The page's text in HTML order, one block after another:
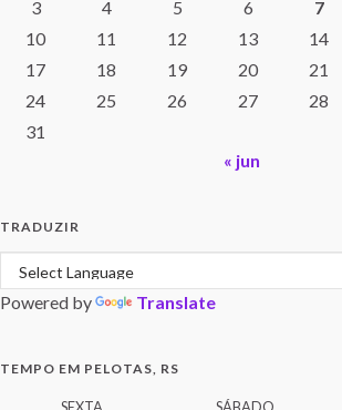
3
4 5 6 7
10
11 12 13 14
17
18 19 20 21
24
25 26 27 28
31
« jun
TRADUZIR
Powered by Translate
TEMPO EM PELOTAS, RS
SEXTA SÁBADO